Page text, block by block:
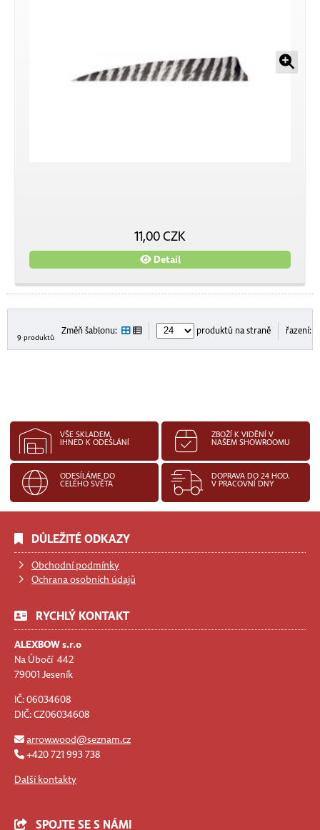
11,00 CZK
Detail
9 produktů
Změň šablonu: produktů na straně řazení:
VŠE SKLADEM,
IHNED K ODESLÁNÍ
ZBOŽÍ K VIDĚNÍ V
NAŠEM SHOWROOMU
ODESÍLÁME DO
CELÉHO SVĚTA
DOPRAVA DO 24 HOD.
V PRACOVNÍ DNY
DŮLEŽITÉ ODKAZY
Obchodní podmínky
Ochrana osobních údajů
RYCHLÝ KONTAKT
ALEXBOW s.r.o
Na Úbočí 442
79001 Jeseník
IČ: 06034608
DIČ: CZ06034608
arrow.wood@seznam.cz
+420 721 993 738
Další kontakty
SPOJTE SE S NÁMI